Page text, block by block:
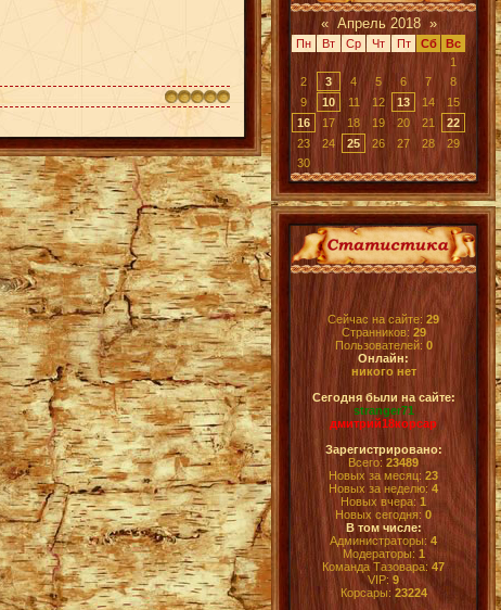
« Апрель 2018 »
Пн Вт Ср Чт Пт Сб
Вс
1
2
3 4 5 6 7
8
9
10 11 12 13 14
15
16
17 18 19 20 21
22
23
24 25 26 27 28
29
30
Сейчас на сайте: 29
Странников: 29
Пользователей: 0
Онлайн:
никого нет
Сегодня были на сайте:
stranger71
дмитрий18корсар
Зарегистрировано:
Всего: 23489
Новых за месяц: 23
Новых за неделю: 4
Новых вчера: 1
Новых сегодня: 0
В том числе:
Администраторы:4
Модераторы: 1
Команда Тазовара: 47
VIP: 9
Корсары: 23224